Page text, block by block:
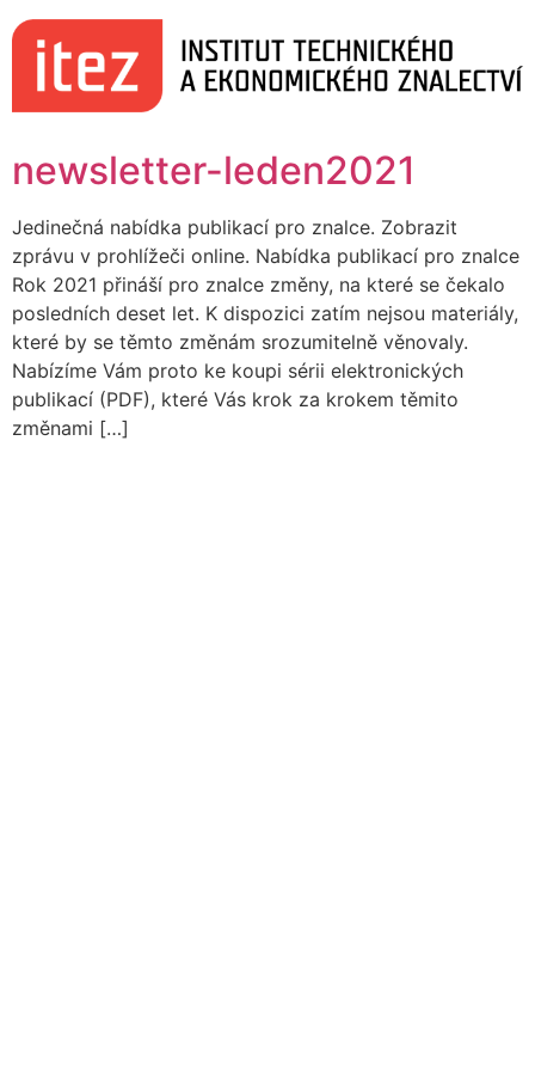
Skip
to
newsletter-leden2021
Jedinečná nabídka publikací pro znalce. Zobrazit
zprávu v prohlížeči online. Nabídka publikací pro znalce
Rok 2021 přináší pro znalce změny, na které se čekalo
posledních deset let. K dispozici zatím nejsou materiály,
které by se těmto změnám srozumitelně věnovaly.
Nabízíme Vám proto ke koupi sérii elektronických
publikací (PDF), které Vás krok za krokem těmito
změnami […]